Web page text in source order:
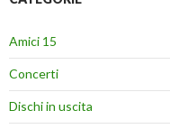
Amici 15
Concerti
Dischi in uscita